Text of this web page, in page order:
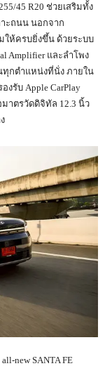
45 R20 ช่วยเสริมทั้ง
ะถนน นอกจาก
ให้ครบยิ่งขึ้น ด้วยระบบ
Amplifier และลำโพง
กตำแหน่งที่นั่ง ภายใน
รับ Apple CarPlay
าตรวัดดิจิทัล 12.3 นิ้ว
new SANTA FE